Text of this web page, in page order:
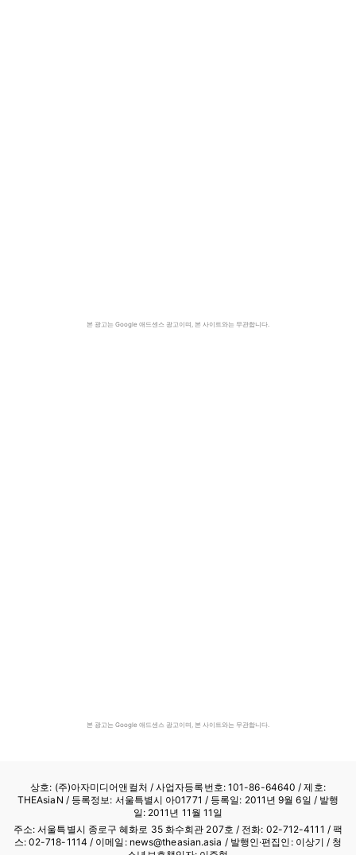
본 광고는 Google 애드센스 광고이며, 본 사이트와는 무관합니다.
본 광고는 Google 애드센스 광고이며, 본 사이트와는 무관합니다.
상호: (주)아자미디어앤컬처 /사업자등록번호: 101-86-64640 / 제호:
THEAsiaN / 등록정보: 서울특별시 아01771 / 등록일: 2011년 9월 6일 / 발행
일: 2011년 11월 11일
주소: 서울특별시 종로구 혜화로 35 화수회관 207호 / 전화: 02-712-4111 / 팩
스: 02-718-1114 / 이메일: news@theasian.asia / 발행인·편집인: 이상기 / 청